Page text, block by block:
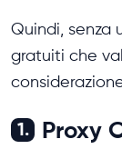
Quindi, senza
gratuiti che
1. Proxy